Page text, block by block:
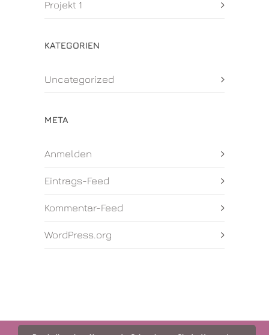
Projekt 1
KATEGORIEN
Uncategorized
META
Anmelden
Eintrags-Feed
Kommentar-Feed
WordPress.org